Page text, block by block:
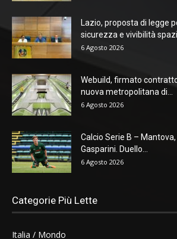
Lazio, proposta di legge
sicurezza e vivibilità
6 Agosto 2026
Webuild, firmato
nuova metropolitana di...
6 Agosto 2026
Calcio Serie B –
Gasparini. Duello...
6 Agosto 2026
Categorie Più Lette
Italia / Mondo